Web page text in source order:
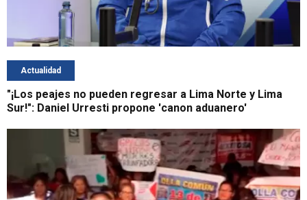
Actualidad
"¡Los peajes no pueden regresar a Lima Norte y Lima
Sur!": Daniel Urresti propone 'canon aduanero'